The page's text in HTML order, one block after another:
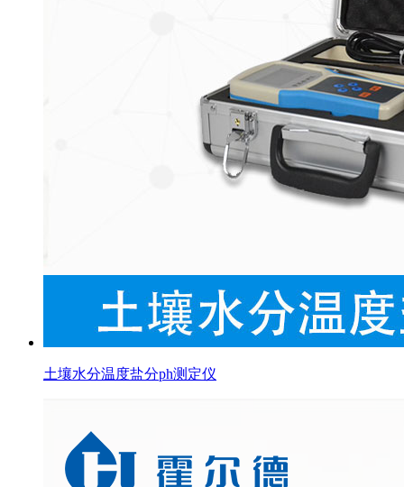
土壤水分温度盐分ph测定仪